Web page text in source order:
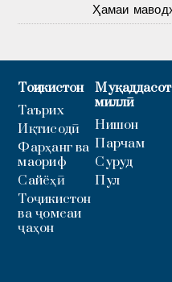
Ҳамаи
Тоҷикистон
Таърих
Иқтисодӣ
Фарҳанг ва
маориф
Сайёҳӣ
Тоҷикистон
ва ҷомеаи
ҷаҳон
миллӣ
Нишон
Парчам
Суруд
Пул